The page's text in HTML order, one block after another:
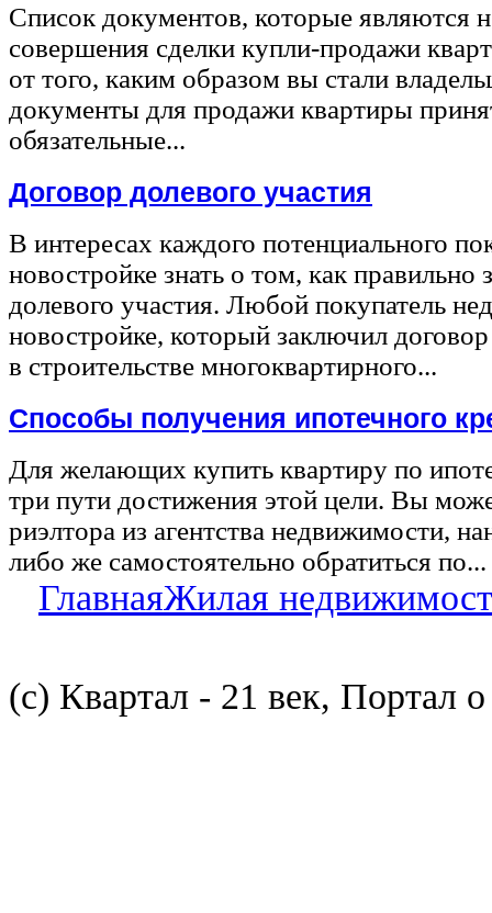
Список документов, которые являются
совершения сделки купли-продажи
от того, каким образом вы стали
документы для продажи квартиры
обязательные...
Договор долевого участия
В интересах каждого потенциального
новостройке знать о том, как правильно
долевого участия. Любой покупатель
новостройке, который заключил
в строительстве многоквартирного...
Способы получения ипотечного
Для желающих купить квартиру по
три пути достижения этой цели. Вы
риэлтора из агентства недвижимости,
либо же самостоятельно обратиться по...
ГлавнаяЖилая
(с) Квартал - 21 век, Портал